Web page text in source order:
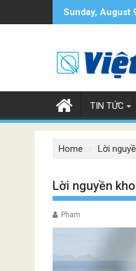
Sunday, August
TIN TỨC
Home Lời
Lời nguyền
Pham